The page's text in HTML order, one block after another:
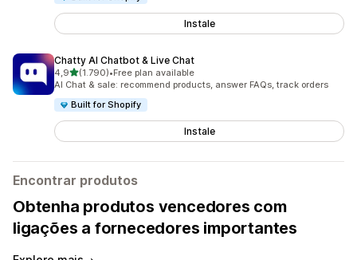
Instale
Chatty AI Chatbot & Live Chat
4,9de 5 estrelas
(1.790)
1790 total de avaliações
•Free plan available
AI Chat & sale: recommend products, answer FAQs, track orders
Built for Shopify
Instale
Encontrar produtos
Obtenha produtos vencedores com
ligações a fornecedores importantes